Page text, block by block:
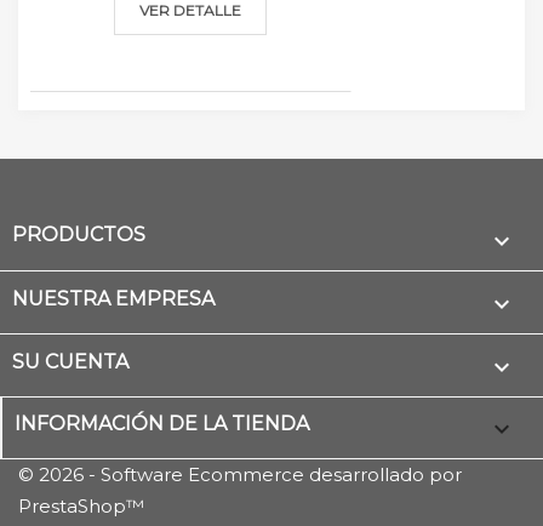
VER DETALLE
PRODUCTOS 
NUESTRA EMPRESA 
SU CUENTA 
INFORMACIÓN DE LA TIENDA keyboard_arrow_down
© 2026 - Software Ecommerce desarrollado por
PrestaShop™